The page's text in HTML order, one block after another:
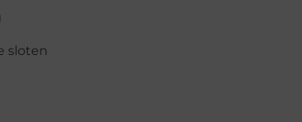
sloten